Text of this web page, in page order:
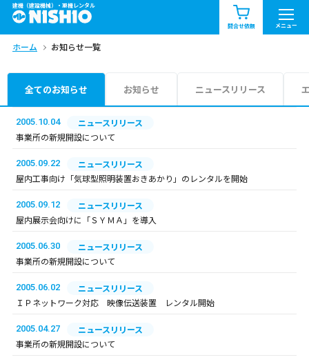
建機（建設機械）・重機レンタル
問合せ依頼 メニュー
商品一覧 お知らせ一覧
問合せ依頼リスト
エリア情報を見る
ホーム お知らせ一覧
全てのお知らせ お知らせ ニュースリリース
2005.10.04
ニュースリリース
事業所の新規開設について
2005.09.22
ニュースリリース
屋内工事向け「気球型照明装置おきあかり」のレンタルを開始
2005.09.12
ニュースリリース
屋内展示会向けに「ＳＹＭＡ」を導入
2005.06.30
ニュースリリース
事業所の新規開設について
2005.06.02
ニュースリリース
ＩＰネットワーク対応 映像伝送装置 レンタル開始
2005.04.27
ニュースリリース
事業所の新規開設について